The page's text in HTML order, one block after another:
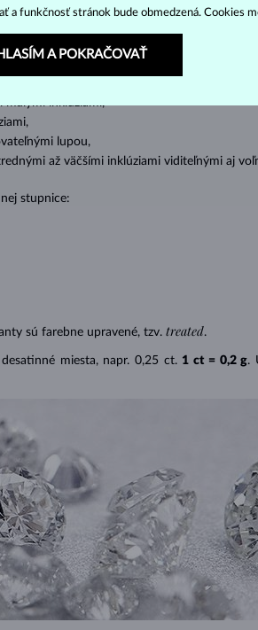
výbrus s ostrými rohmi, populárny najmä u
nedokonalostí diamantu:
malými inklúziami,
lupou,
až väčšími inklúziami viditeľnými aj
stupnice:
sú farebne upravené, tzv. treated.
miesta, napr. 0,25 ct. 1 ct = 0,2 g.
a funkčnosť stránok bude obmedzená. Cookies
A POKRAČOVAŤ